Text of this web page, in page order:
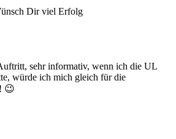
Dir viel Erfolg
sehr informativ, wenn ich die UL
würde ich mich gleich für die
😉